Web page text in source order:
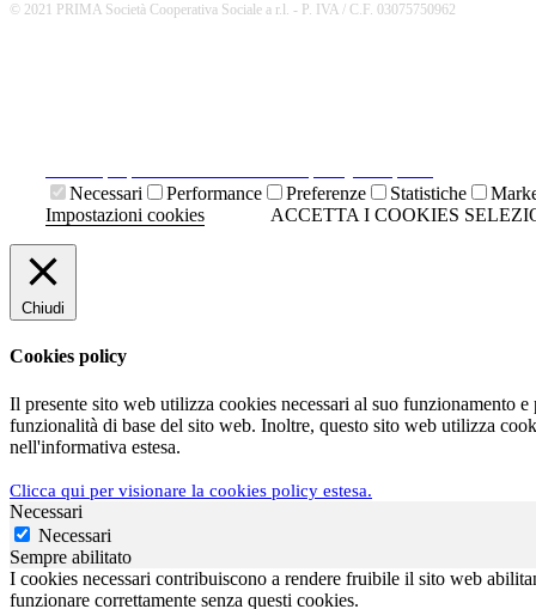
© 2021 PRIMA Società Cooperativa Sociale a r.l. - P. IVA / C.F. 03075750962
Necessari
Performance Preferenze Statistiche
Impostazioni cookies
ACCETTA I COOKIES
Chiudi
Cookies policy
Il presente sito web utilizza cookies necessari al suo funzionamento
funzionalità di base del sito web. Inoltre, questo sito web utilizza
nell'informativa estesa.
Clicca qui per visionare la cookies policy estesa.
Necessari
Necessari
Sempre abilitato
I cookies necessari contribuiscono a rendere fruibile il sito web
funzionare correttamente senza questi cookies.